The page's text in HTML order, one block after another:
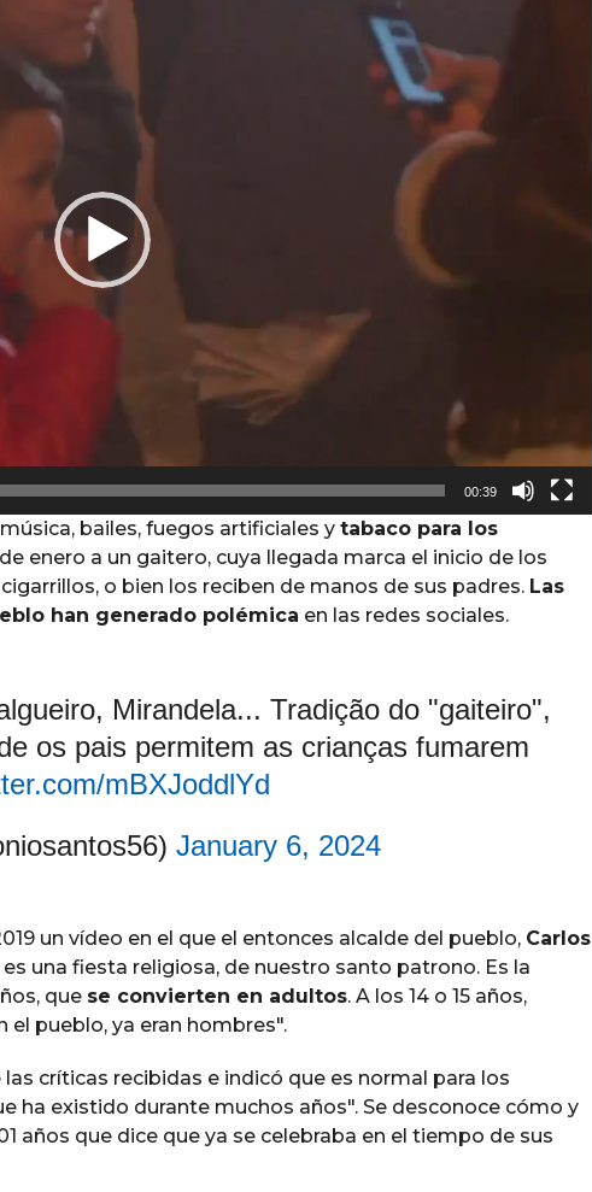
00:39
bailes, fuegos artificiales y tabaco para los
enero a un gaitero, cuya llegada marca el inicio de los
o bien los reciben de manos de sus padres. Las
han generado polémica en las redes sociales.
Mirandela... Tradição do "gaiteiro",
os pais permitem as crianças fumarem
mBXJoddlYd
January 6, 2024
un vídeo en el que el entonces alcalde del pueblo, Carlos
es una fiesta religiosa, de nuestro santo patrono. Es la
que se convierten en adultos. A los 14 o 15 años,
el pueblo, ya eran hombres".
críticas recibidas e indicó que es normal para los
ha existido durante muchos años". Se desconoce cómo y
años que dice que ya se celebraba en el tiempo de sus